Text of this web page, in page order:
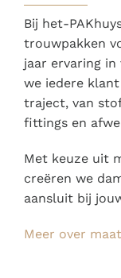
Bij het-
trouwpakken
jaar ervaring
we iedere
traject, van
fittings en
Met keuze uit
creëren we
aansluit bij
Meer over